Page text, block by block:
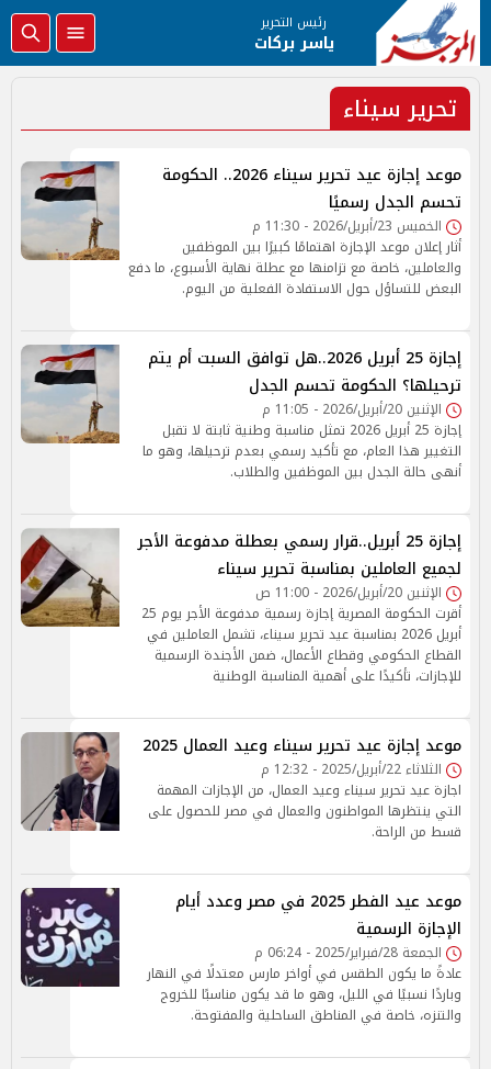
رئيس التحرير
ياسر بركات
تحرير سيناء
موعد إجازة عيد تحرير سيناء 2026.. الحكومة
تحسم الجدل رسميًا
الخميس 23/أبريل/2026 - 11:30 م
أثار إعلان موعد الإجازة اهتمامًا كبيرًا بين الموظفين
والعاملين، خاصة مع تزامنها مع عطلة نهاية الأسبوع، ما دفع
البعض للتساؤل حول الاستفادة الفعلية من اليوم.
إجازة 25 أبريل 2026..هل توافق السبت أم يتم
ترحيلها؟ الحكومة تحسم الجدل
الإثنين 20/أبريل/2026 - 11:05 م
إجازة 25 أبريل 2026 تمثل مناسبة وطنية ثابتة لا تقبل
التغيير هذا العام، مع تأكيد رسمي بعدم ترحيلها، وهو ما
أنهى حالة الجدل بين الموظفين والطلاب.
إجازة 25 أبريل..قرار رسمي بعطلة مدفوعة الأجر
لجميع العاملين بمناسبة تحرير سيناء
الإثنين 20/أبريل/2026 - 11:00 ص
أقرت الحكومة المصرية إجازة رسمية مدفوعة الأجر يوم 25
أبريل 2026 بمناسبة عيد تحرير سيناء، تشمل العاملين في
القطاع الحكومي وقطاع الأعمال، ضمن الأجندة الرسمية
للإجازات، تأكيدًا على أهمية المناسبة الوطنية
موعد إجازة عيد تحرير سيناء وعيد العمال 2025
الثلاثاء 22/أبريل/2025 - 12:32 م
اجازة عيد تحرير سيناء وعيد العمال، من الإجازات المهمة
التي ينتظرها المواطنون والعمال في مصر للحصول على
قسط من الراحة.
موعد عيد الفطر 2025 في مصر وعدد أيام
الإجازة الرسمية
الجمعة 28/فبراير/2025 - 06:24 م
عادةً ما يكون الطقس في أواخر مارس معتدلًا في النهار
وباردًا نسبيًا في الليل، وهو ما قد يكون مناسبًا للخروج
والتنزه، خاصة في المناطق الساحلية والمفتوحة.